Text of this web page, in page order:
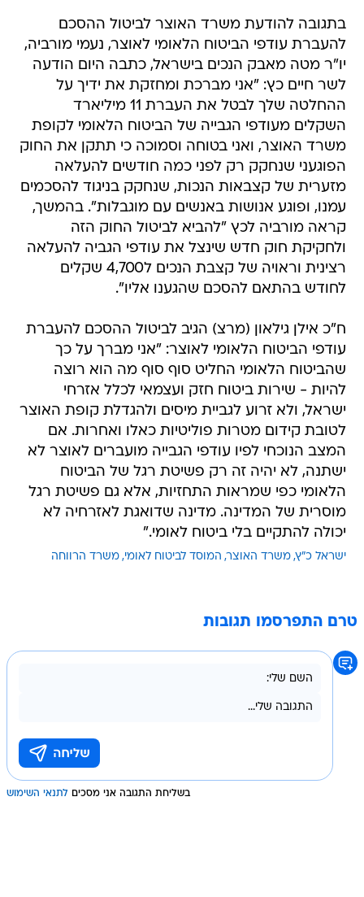
בתגובה להודעת משרד האוצר לביטול ההסכם
להעברת עודפי הביטוח הלאומי לאוצר, נעמי מורביה,
יו"ר מטה מאבק הנכים בישראל, כתבה היום הודעה
לשר חיים כץ: "אני מברכת ומחזקת את ידיך על
ההחלטה שלך לבטל את העברת 11 מיליארד
השקלים מעודפי הגבייה של הביטוח הלאומי לקופת
משרד האוצר, ואני בטוחה וסמוכה כי תתקן את החוק
הפוגעני שנחקק רק לפני כמה חודשים להעלאה
מזערית של קצבאות הנכות, שנחקק בניגוד להסכמים
עמנו, ופוגע אנושות באנשים עם מוגבלות". בהמשך,
קראה מורביה לכץ "להביא לביטול החוק הזה
ולחקיקת חוק חדש שינצל את עודפי הגביה להעלאה
רצינית וראויה של קצבת הנכים ל4,700 שקלים
לחודש בהתאם להסכם שהגענו אליו".
ח"כ אילן גילאון (מרצ) הגיב לביטול ההסכם להעברת
עודפי הביטוח הלאומי לאוצר: "אני מברך על כך
שהביטוח הלאומי החליט סוף סוף מה הוא רוצה
להיות - שירות ביטוח חזק ועצמאי לכלל אזרחי
ישראל, ולא זרוע לגביית מיסים ולהגדלת קופת האוצר
לטובת קידום מטרות פוליטיות כאלו ואחרות. אם
המצב הנוכחי לפיו עודפי הגבייה מועברים לאוצר לא
ישתנה, לא יהיה זה רק פשיטת רגל של הביטוח
הלאומי כפי שמראות התחזיות, אלא גם פשיטת רגל
מוסרית של המדינה. מדינה שדואגת לאזרחיה לא
יכולה להתקיים בלי ביטוח לאומי."
ישראל כ"ץ משרד האוצר המוסד לביטוח לאומי משרד הרווחה
טרם התפרסמו תגובות
בשליחת התגובה אני מסכים לתנאי השימוש